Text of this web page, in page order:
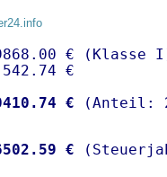
€ (Klasse
€
€
€